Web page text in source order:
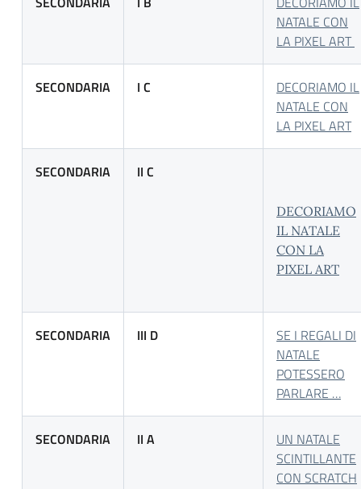
NATALE CON
LA PIXEL ART
SECONDARIA I C
DECORIAMO IL
NATALE CON
LA PIXEL ART
SECONDARIA II C
DECORIAMO
IL NATALE
CON LA
PIXEL ART
SECONDARIA III D
SE I REGALI DI
NATALE
POTESSERO
PARLARE …
SECONDARIA II A
UN NATALE
SCINTILLANTE
CON SCRATCH